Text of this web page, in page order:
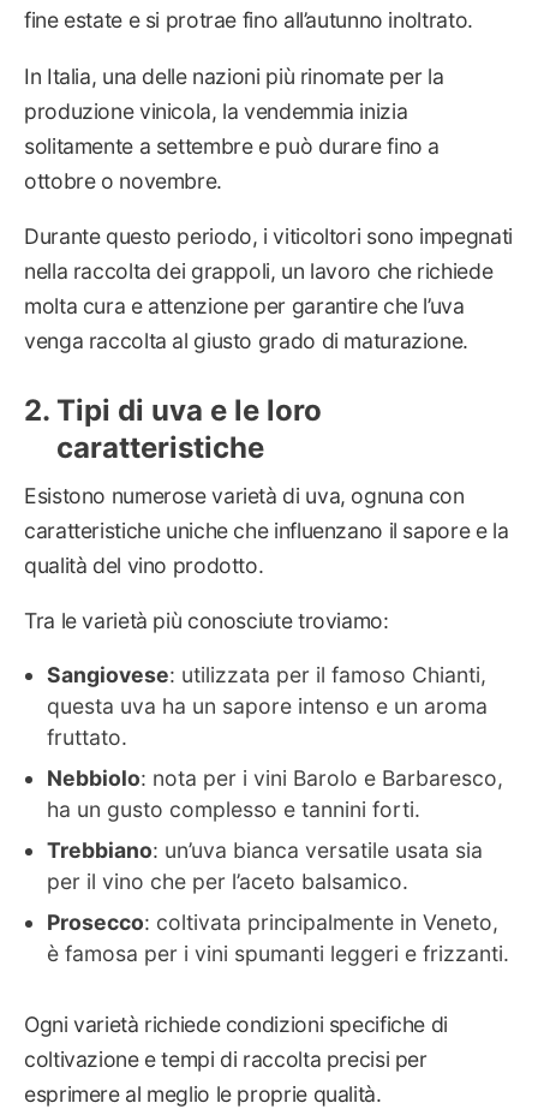
fine estate e si protrae fino all’autunno inoltrato.
In Italia, una delle nazioni più rinomate per la
produzione vinicola, la vendemmia inizia
solitamente a settembre e può durare fino a
ottobre o novembre.
Durante questo periodo, i viticoltori sono impegnati
nella raccolta dei grappoli, un lavoro che richiede
molta cura e attenzione per garantire che l’uva
venga raccolta al giusto grado di maturazione.
Tipi di uva e le loro
caratteristiche
Esistono numerose varietà di uva, ognuna con
caratteristiche uniche che influenzano il sapore e la
qualità del vino prodotto.
Tra le varietà più conosciute troviamo:
Sangiovese: utilizzata per il famoso Chianti,
questa uva ha un sapore intenso e un aroma
fruttato.
Nebbiolo: nota per i vini Barolo e Barbaresco,
ha un gusto complesso e tannini forti.
Trebbiano: un’uva bianca versatile usata sia
per il vino che per l’aceto balsamico.
Prosecco: coltivata principalmente in Veneto,
è famosa per i vini spumanti leggeri e frizzanti.
Ogni varietà richiede condizioni specifiche di
coltivazione e tempi di raccolta precisi per
esprimere al meglio le proprie qualità.